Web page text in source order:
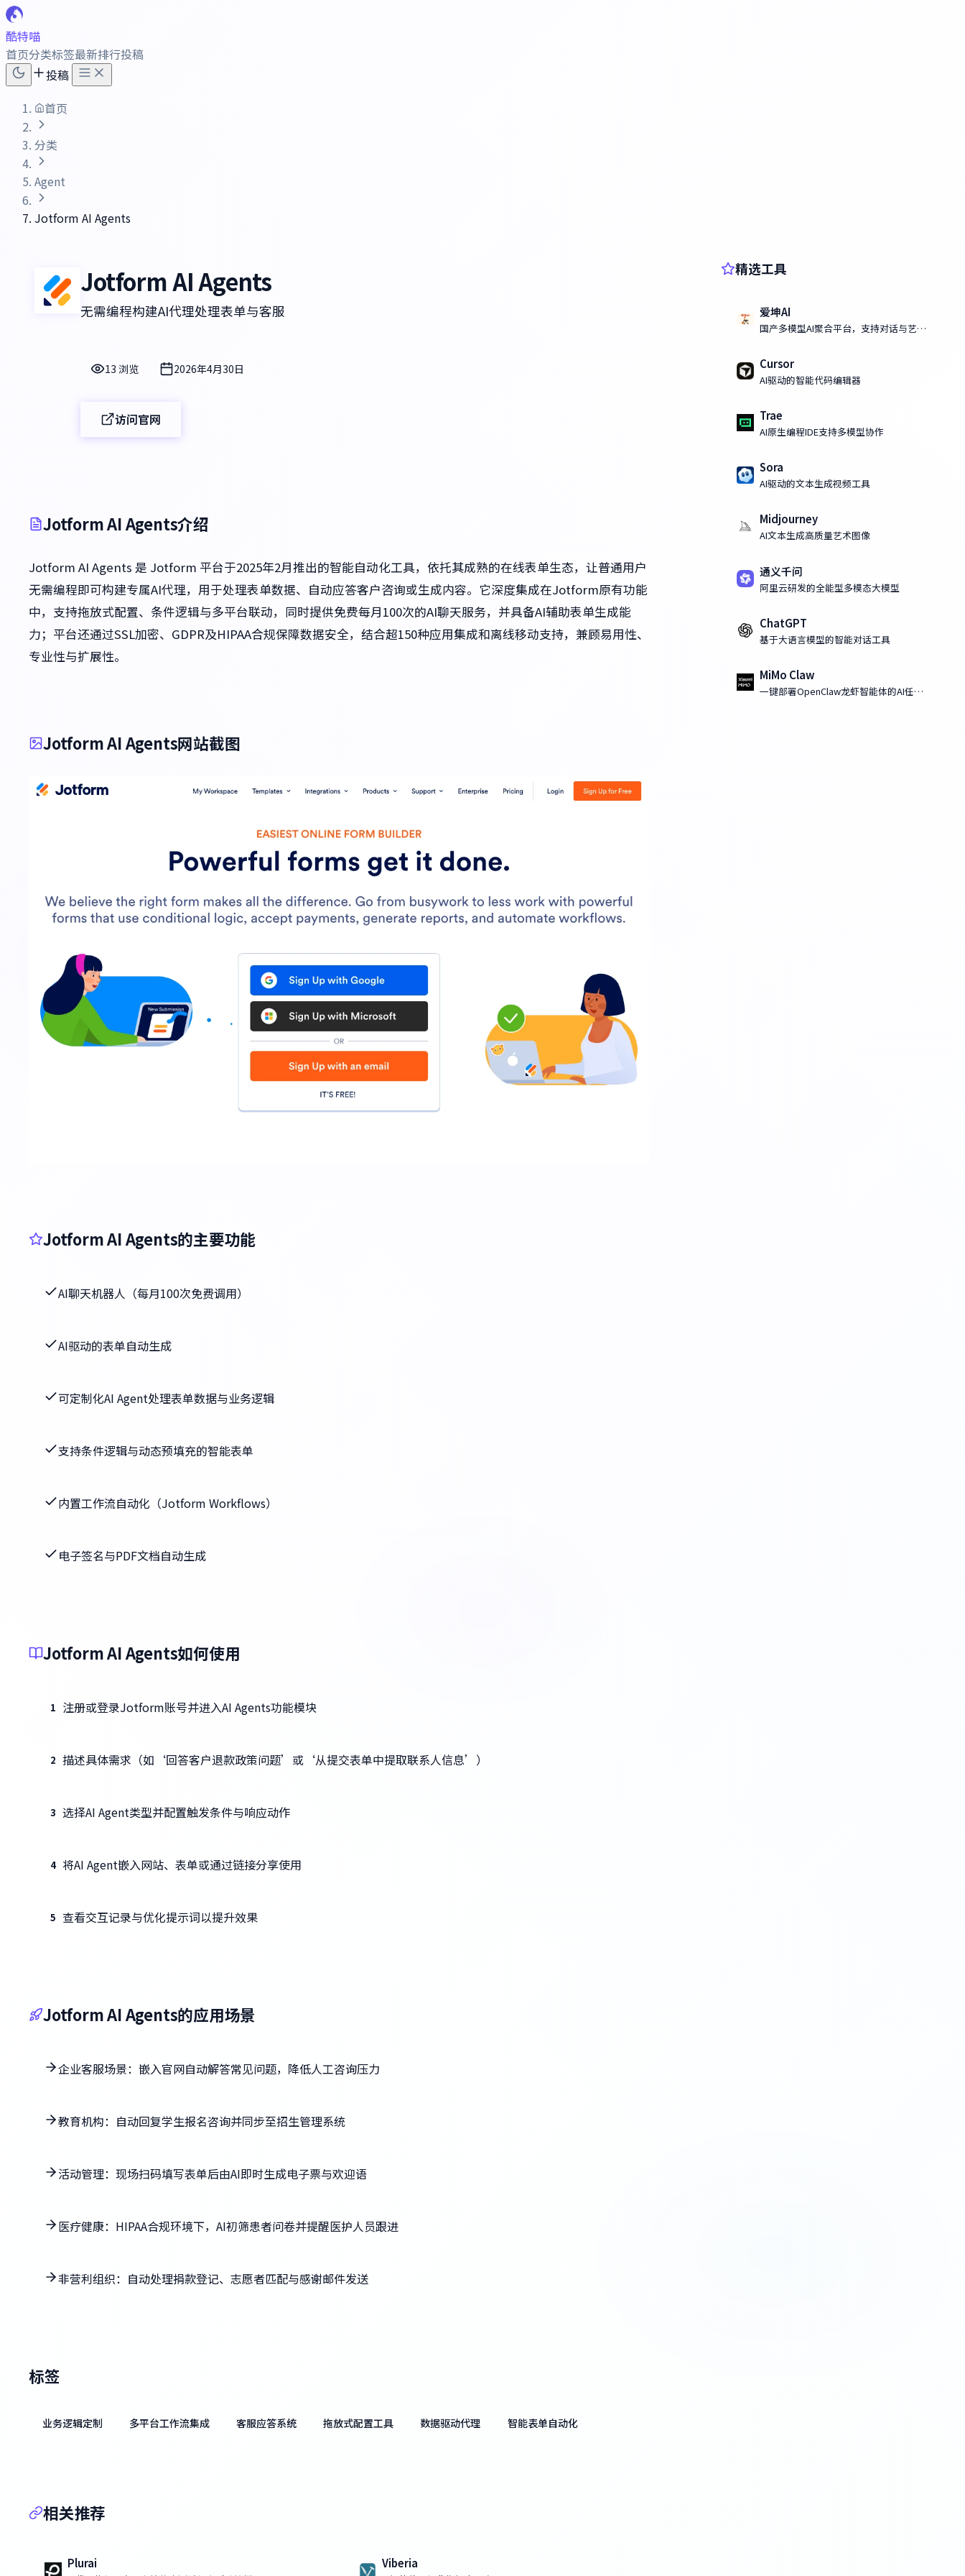
酷特喵
首页分类标签最新排行投稿
投稿
首页
分类
Agent
Jotform AI Agents
Jotform AI Agents
无需编程构建AI代理处理表单与客服
13 浏览 2026年4月30日
访问官网
Jotform AI Agents介绍
Jotform AI Agents 是 Jotform 平台于2025年2月推出的智能自动化工具，依托其成熟的在线表单生态，让普通用户
无需编程即可构建专属AI代理，用于处理表单数据、自动应答客户咨询或生成内容。它深度集成在Jotform原有功能
中，支持拖放式配置、条件逻辑与多平台联动，同时提供免费每月100次的AI聊天服务，并具备AI辅助表单生成能
力；平台还通过SSL加密、GDPR及HIPAA合规保障数据安全，结合超150种应用集成和离线移动支持，兼顾易用性、
专业性与扩展性。
Jotform AI Agents网站截图
Jotform AI Agents的主要功能
AI聊天机器人（每月100次免费调用）
AI驱动的表单自动生成
可定制化AI Agent处理表单数据与业务逻辑
支持条件逻辑与动态预填充的智能表单
内置工作流自动化（Jotform Workflows）
电子签名与PDF文档自动生成
Jotform AI Agents如何使用
1 注册或登录Jotform账号并进入AI Agents功能模块
2 描述具体需求（如‘回答客户退款政策问题’或‘从提交表单中提取联系人信息’）
3 选择AI Agent类型并配置触发条件与响应动作
4 将AI Agent嵌入网站、表单或通过链接分享使用
5 查看交互记录与优化提示词以提升效果
Jotform AI Agents的应用场景
企业客服场景：嵌入官网自动解答常见问题，降低人工咨询压力
教育机构：自动回复学生报名咨询并同步至招生管理系统
活动管理：现场扫码填写表单后由AI即时生成电子票与欢迎语
医疗健康：HIPAA合规环境下，AI初筛患者问卷并提醒医护人员跟进
非营利组织：自动处理捐款登记、志愿者匹配与感谢邮件发送
标签
业务逻辑定制 多平台工作流集成 客服应答系统 拖放式配置工具 数据驱动代理 智能表单自动化
相关推荐
Plurai Viberia
精选工具
爱坤AI
国产多模型AI聚合平台，支持对话与艺术
Cursor
AI驱动的智能代码编辑器
Trae
AI原生编程IDE支持多模型协作
Sora
AI驱动的文本生成视频工具
Midjourney
AI文本生成高质量艺术图像
通义千问
阿里云研发的全能型多模态大模型
ChatGPT
基于大语言模型的智能对话工具
MiMo Claw
一键部署OpenClaw龙虾智能体的AI任务